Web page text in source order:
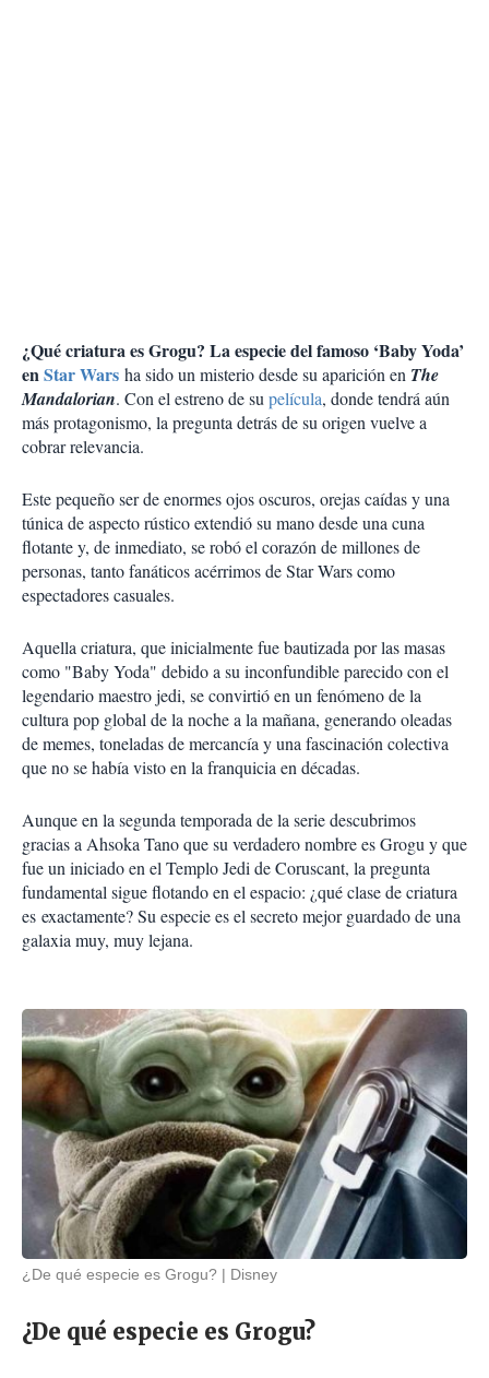
¿Qué criatura es Grogu? La especie del famoso ‘Baby Yoda’
enStar Wars ha sido un misterio desde su aparición en The
Mandalorian. Con el estreno de supelícula, donde tendrá aún
más protagonismo, la pregunta detrás de su origen vuelve a
cobrar relevancia.
Este pequeño ser de enormes ojos oscuros, orejas caídas y una
túnica de aspecto rústico extendió su mano desde una cuna
flotante y, de inmediato, se robó el corazón de millones de
personas, tanto fanáticos acérrimos de Star Wars como
espectadores casuales.
Aquella criatura, que inicialmente fue bautizada por las masas
como "Baby Yoda" debido a su inconfundible parecido con el
legendario maestro jedi, se convirtió en un fenómeno de la
cultura pop global de la noche a la mañana, generando oleadas
de memes, toneladas de mercancía y una fascinación colectiva
que no se había visto en la franquicia en décadas.
Aunque en la segunda temporada de la serie descubrimos
gracias a Ahsoka Tano que su verdadero nombre es Grogu y que
fue un iniciado en el Templo Jedi de Coruscant, la pregunta
fundamental sigue flotando en el espacio: ¿qué clase de criatura
es exactamente? Su especie es el secreto mejor guardado de una
galaxia muy, muy lejana.
¿De qué especie es Grogu? Disney
¿De qué especie es Grogu?